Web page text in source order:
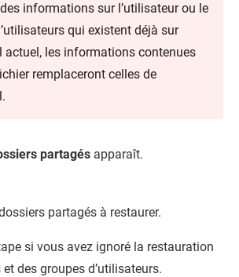
informations sur l’utilisateur ou le
qui existent déjà sur
actuel, les informations contenues
remplaceront celles de
partagés apparaît.
partagés à restaurer.
si vous avez ignoré la restauration
des groupes d’utilisateurs.